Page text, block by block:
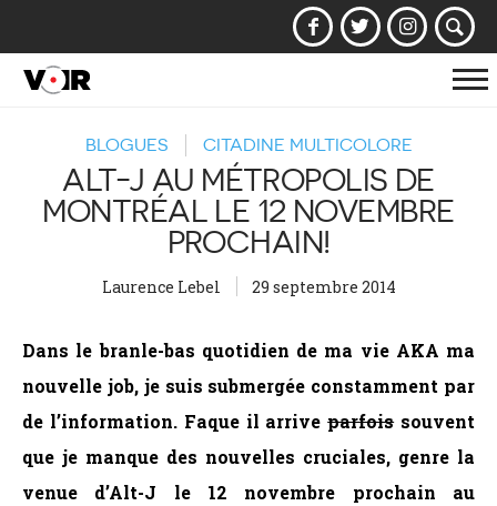
BLOGUES CITADINE MULTICOLORE
ALT-J AU MÉTROPOLIS DE
MONTRÉAL LE 12 NOVEMBRE
PROCHAIN!
Laurence Lebel 29 septembre 2014
Dans le branle-bas quotidien de ma vie AKA ma
nouvelle job, je suis submergée constamment par
de l’information. Faque il arriveparfoissouvent
que je manque des nouvelles cruciales, genre la
venue d’Alt-J le 12 novembre prochain au